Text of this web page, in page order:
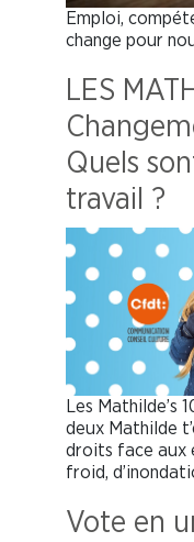
Emploi,
change pour
LES
Quels
travail ?
Les Mathilde’s
deux Mathilde
droits face aux
froid,
Vote en